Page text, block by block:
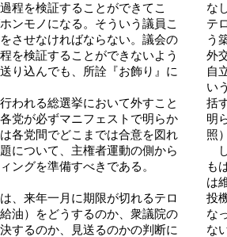
程を検証することができてこ
ンモノになる。そういう議員こ
させなければならない。議会の
を検証することができないよう
り込んでも、所詮『お飾り』に
われる総選挙において外すこと
党が必ずマニフェストで明らか
各党間でどこまでは合意を図れ
について、主権者運動の側から
ングを準備すべきである。
、来年一月に期限が切れるテロ
油）をどうするのか、衆議院の
するのか、見送るのかの判断に
な
テ
う
外
自
い
括
明
照
し
も
は
投
な
な